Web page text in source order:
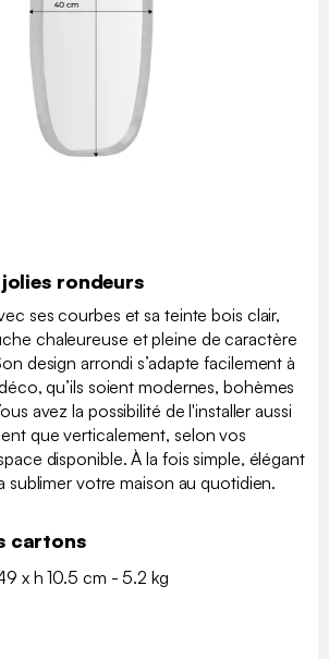
rondeurs
ses courbes et sa teinte bois clair,
chaleureuse et pleine de caractère
design arrondi s’adapte facilement à
qu’ils soient modernes, bohèmes
avez la possibilité de l'installer aussi
que verticalement, selon vos
disponible. À la fois simple, élégant
sublimer votre maison au quotidien.
cartons
x h 10.5 cm - 5.2 kg